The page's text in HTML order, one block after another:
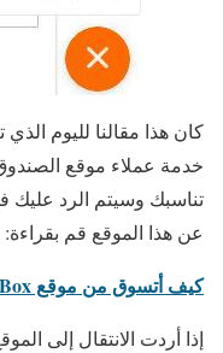
كان هذا مقالنا لليوم
خدمة عملاء موقع الصندوق
تناسبك وسيتم الرد
عن هذا الموقع قم بقراءة:
كيف أتسوق من موقع Black Box ؟
إذا أردت الانتقال إلى